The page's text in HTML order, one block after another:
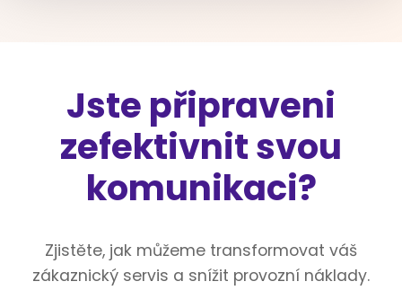
Jste připraveni
zefektivnit svou
komunikaci?
Zjistěte, jak můžeme transformovat váš
zákaznický servis a snížit provozní náklady.